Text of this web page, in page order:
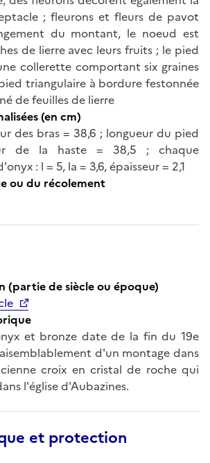
; fleurons et fleurs de pavot
du montant, le noeud est
de lierre avec leurs fruits ; le pied
collerette comportant six graines
triangulaire à bordure festonnée
de feuilles de lierre
(en cm)
des bras = 38,6 ; longueur du pied
de la haste = 38,5 ; chaque
: l = 5, la = 3,6, épaisseur = 2,1
ou du récolement
(partie de siècle ou époque)
et bronze date de la fin du 19e
d'un montage dans
croix en cristal de roche qui
l'église d'Aubazines.
et protection